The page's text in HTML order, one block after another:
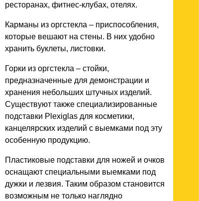
ресторанах, фитнес-клубах, отелях.
Карманы из оргстекла – приспособления,
которые вешают на стены. В них удобно
хранить буклеты, листовки.
Горки из оргстекла – стойки,
предназначенные для демонстрации и
хранения небольших штучных изделий.
Существуют также специализированные
подставки Plexiglas для косметики,
канцелярских изделий с выемками под эту
особенную продукцию.
Пластиковые подставки для ножей и очков
оснащают специальными выемками под
дужки и лезвия. Таким образом становится
возможным не только наглядно